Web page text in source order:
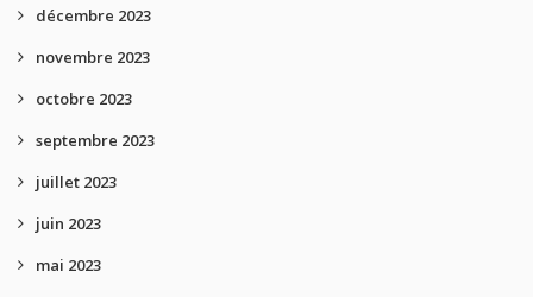
décembre 2023
novembre 2023
octobre 2023
septembre 2023
juillet 2023
juin 2023
mai 2023